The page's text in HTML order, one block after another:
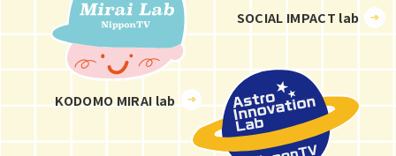
SOCIAL IMPACT lab
KODOMO MIRAI lab